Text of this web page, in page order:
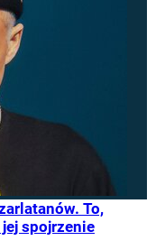
To,
jej spojrzenie